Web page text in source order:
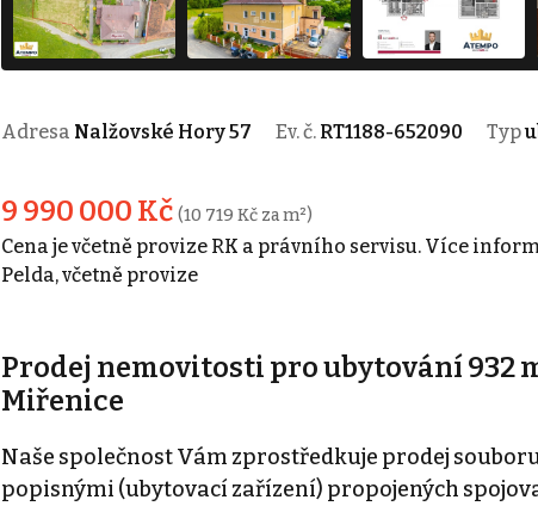
Adresa Nalžovské Hory 57 Ev. č. RT1188-652090 Typ
9 990 000 Kč (10 719 Kč za m²)
Cena je včetně provize RK a právního servisu. Více
Pelda, včetně provize
Prodej nemovitosti pro ubytování 932
Miřenice
Naše společnost Vám zprostředkuje prodej
popisnými (ubytovací zařízení) propojených